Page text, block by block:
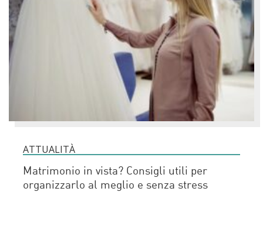
ATTUALITÀ
Matrimonio in vista? Consigli utili per
organizzarlo al meglio e senza stress